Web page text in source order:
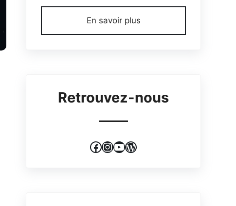
En savoir plus
Retrouvez-nous
Facebook
Instagram
YouTube
WordPress